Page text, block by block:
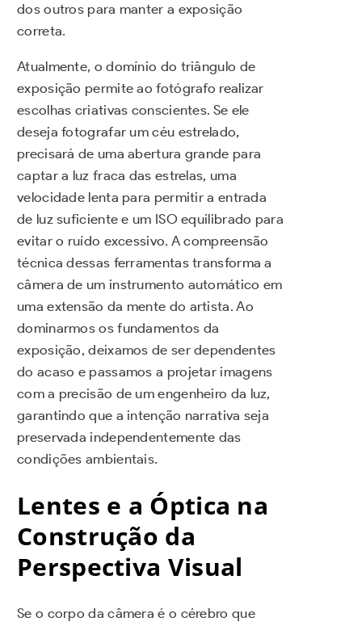
dos outros para manter a exposição
correta.
Atualmente, o domínio do triângulo de
exposição permite ao fotógrafo realizar
escolhas criativas conscientes. Se ele
deseja fotografar um céu estrelado,
precisará de uma abertura grande para
captar a luz fraca das estrelas, uma
velocidade lenta para permitir a entrada
de luz suficiente e um ISO equilibrado para
evitar o ruído excessivo. A compreensão
técnica dessas ferramentas transforma a
câmera de um instrumento automático em
uma extensão da mente do artista. Ao
dominarmos os fundamentos da
exposição, deixamos de ser dependentes
do acaso e passamos a projetar imagens
com a precisão de um engenheiro da luz,
garantindo que a intenção narrativa seja
preservada independentemente das
condições ambientais.
Lentes e a Óptica na
Construção da
Perspectiva Visual
Se o corpo da câmera é o cérebro que